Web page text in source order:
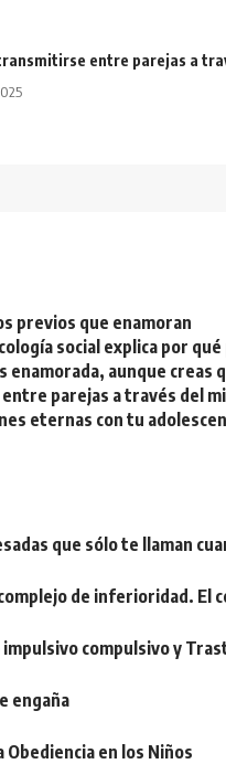
entre parejas a
previos que enamoran
social explica por
aunque creas
parejas a través del
eternas con tu
que sólo te llaman
de inferioridad. El
compulsivo y
engaña
en los Niños